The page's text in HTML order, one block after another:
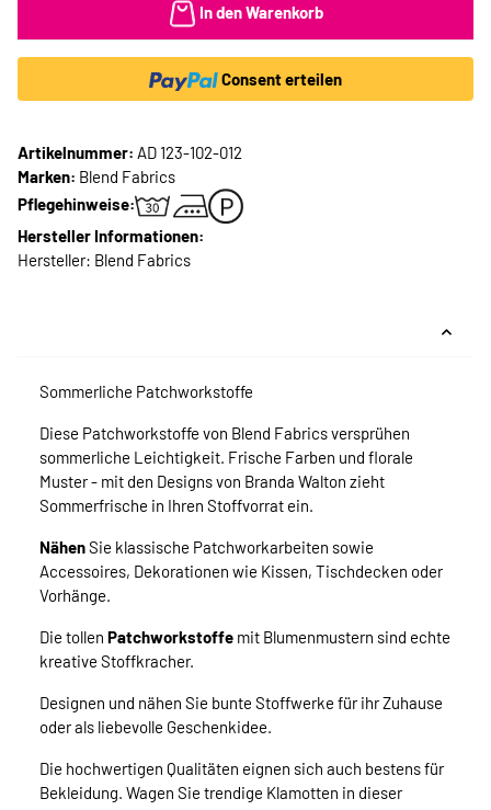
In den Warenkorb
Consent erteilen
Artikelnummer: AD 123-102-012
Marken: Blend Fabrics
Pflegehinweise:
Hersteller Informationen:
Hersteller: Blend Fabrics
Sommerliche Patchworkstoffe
Diese Patchworkstoffe von Blend Fabrics versprühen
sommerliche Leichtigkeit. Frische Farben und florale
Muster - mit den Designs von Branda Walton zieht
Sommerfrische in Ihren Stoffvorrat ein.
NähenSie klassische Patchworkarbeiten sowie
Accessoires, Dekorationen wie Kissen, Tischdecken oder
Vorhänge.
Die tollen Patchworkstoffe mit Blumenmustern sind echte
kreative Stoffkracher.
Designen und nähen Sie bunte Stoffwerke für ihr Zuhause
oder als liebevolle Geschenkidee.
Die hochwertigen Qualitäten eignen sich auch bestens für
Bekleidung. Wagen Sie trendige Klamotten in dieser